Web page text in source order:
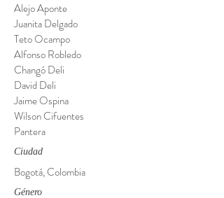
Alejo Aponte
Juanita Delgado
Teto Ocampo
Alfonso Robledo
Changó Deli
David Deli
Jaime Ospina
Wilson Cifuentes
Pantera
Ciudad
Bogotá, Colombia
Género